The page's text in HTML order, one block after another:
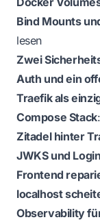
Bind Mounts
lesen
Zwei
Auth und ein
Traefik als
Compose Stack:
Zitadel hinter
JWKS und
Frontend
localhost
Observability